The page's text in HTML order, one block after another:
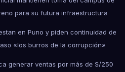
para su futura infraestructura
en Puno y piden continuidad de
«los burros de la corrupción»
generar ventas por más de S/250